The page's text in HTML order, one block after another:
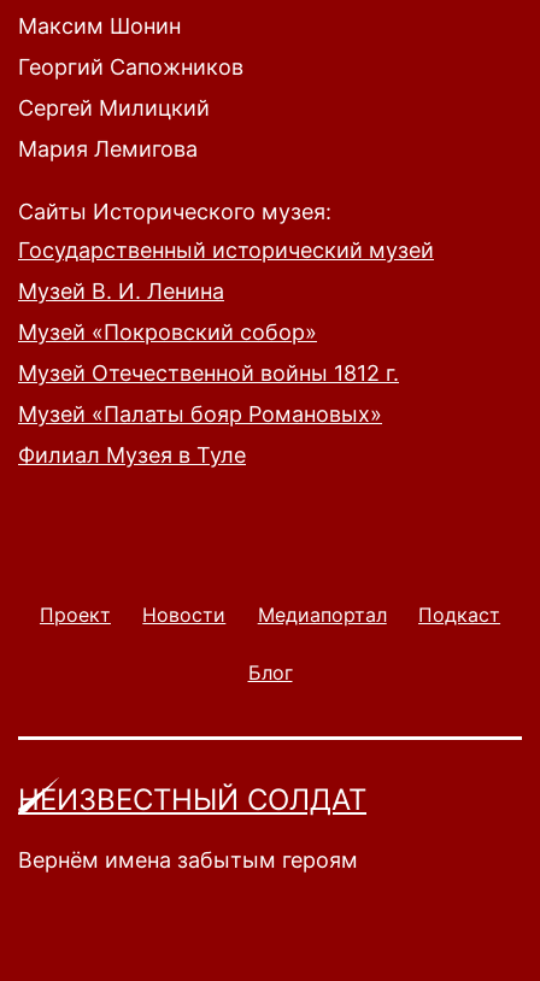
Максим Шонин
Георгий Сапожников
Сергей Милицкий
Мария Лемигова
Сайты Исторического музея:
Государственный исторический музей
Музей В. И. Ленина
Музей «Покровский собор»
Музей Отечественной войны 1812 г.
Музей «Палаты бояр Романовых»
Филиал Музея в Туле
Проект Новости Медиапортал Подкаст
Блог
НЕИЗВЕСТНЫЙ СОЛДАТ
Вернём имена забытым героям